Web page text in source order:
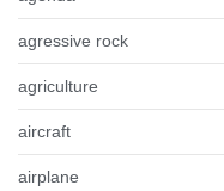
agressive rock
agriculture
aircraft
airplane